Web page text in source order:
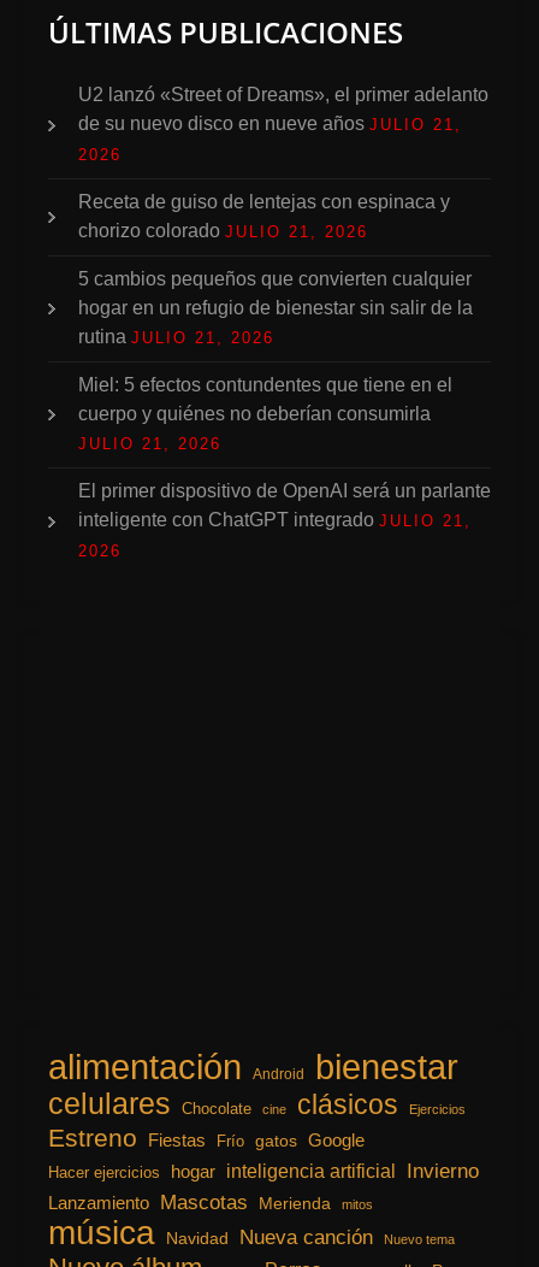
ÚLTIMAS PUBLICACIONES
U2 lanzó «Street of Dreams», el primer adelanto
de su nuevo disco en nueve años JULIO 21,
2026
Receta de guiso de lentejas con espinaca y
chorizo colorado JULIO 21, 2026
5 cambios pequeños que convierten cualquier
hogar en un refugio de bienestar sin salir de la
rutina JULIO 21, 2026
Miel: 5 efectos contundentes que tiene en el
cuerpo y quiénes no deberían consumirla
JULIO 21, 2026
El primer dispositivo de OpenAI será un parlante
inteligente con ChatGPT integrado JULIO 21,
2026
alimentación Android bienestar
celulares Chocolate cine clásicos Ejercicios
Estreno Fiestas Frío gatos Google
Hacer ejercicios hogar inteligencia artificial Invierno
Lanzamiento Mascotas Merienda mitos
música Navidad Nueva canción Nuevo tema